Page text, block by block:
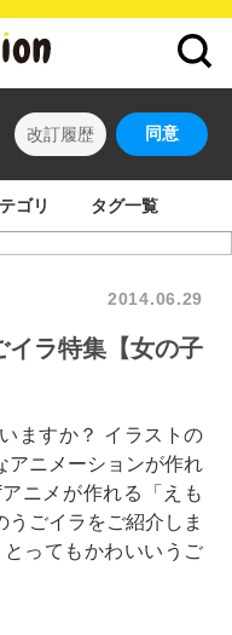
改訂履歴 同意
ゴリ タグ一覧
2014.06.29
イラ特集【女の子
ますか？ イラストの
アニメーションが作れ
ニメが作れる「えも
ごイラをご紹介しま
ってもかわいいうご